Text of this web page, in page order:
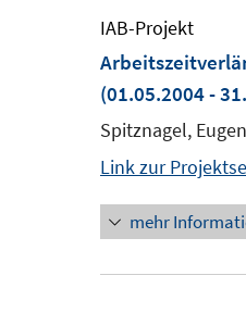
IAB-Projekt
(01.05.2004 -
Spitznagel,
Link zur
mehr